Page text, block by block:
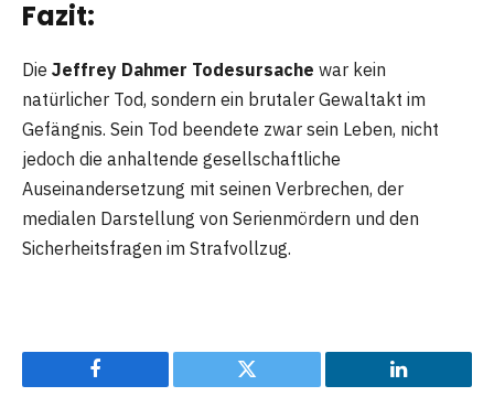
Fazit:
Die Jeffrey Dahmer Todesursache war kein
natürlicher Tod, sondern ein brutaler Gewaltakt im
Gefängnis. Sein Tod beendete zwar sein Leben, nicht
jedoch die anhaltende gesellschaftliche
Auseinandersetzung mit seinen Verbrechen, der
medialen Darstellung von Serienmördern und den
Sicherheitsfragen im Strafvollzug.
Facebook Twitter LinkedIn